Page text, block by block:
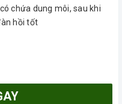
chứa dung môi, sau khi
hồi tốt